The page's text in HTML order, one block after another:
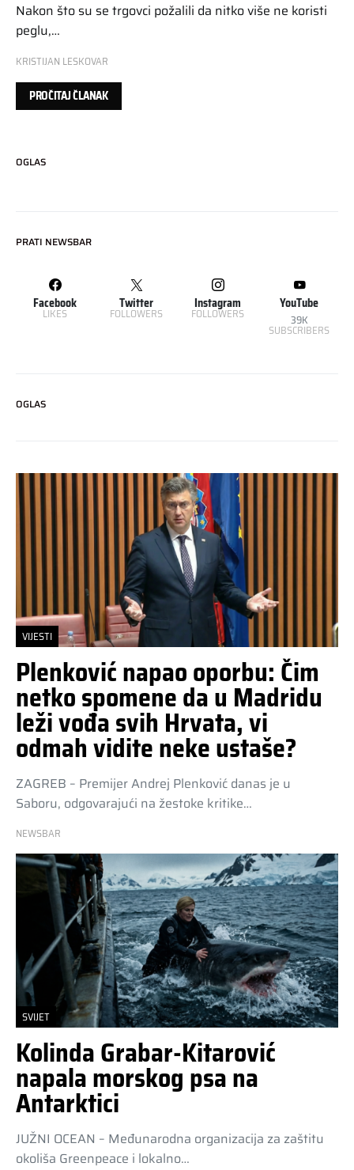
Nakon što su se trgovci požalili da nitko više ne koristi
peglu,…
KRISTIJAN LESKOVAR
PROČITAJ ČLANAK
OGLAS
PRATI NEWSBAR
Facebook
LIKES
Twitter
FOLLOWERS
Instagram
FOLLOWERS
YouTube
39K
SUBSCRIBERS
OGLAS
VIJESTI
Plenković napao oporbu: Čim
netko spomene da u Madridu
leži vođa svih Hrvata, vi
odmah vidite neke ustaše?
ZAGREB – Premijer Andrej Plenković danas je u
Saboru, odgovarajući na žestoke kritike…
NEWSBAR
SVIJET
Kolinda Grabar-Kitarović
napala morskog psa na
Antarktici
JUŽNI OCEAN – Međunarodna organizacija za zaštitu
okoliša Greenpeace i lokalno…